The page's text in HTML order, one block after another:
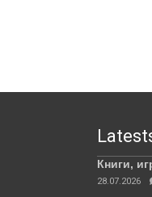
Книги,
28.07.2026